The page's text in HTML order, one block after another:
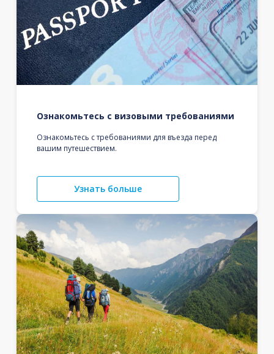
Ознакомьтесь с визовыми требованиями
Ознакомьтесь с требованиями для въезда перед
вашим путешествием.
Узнать больше